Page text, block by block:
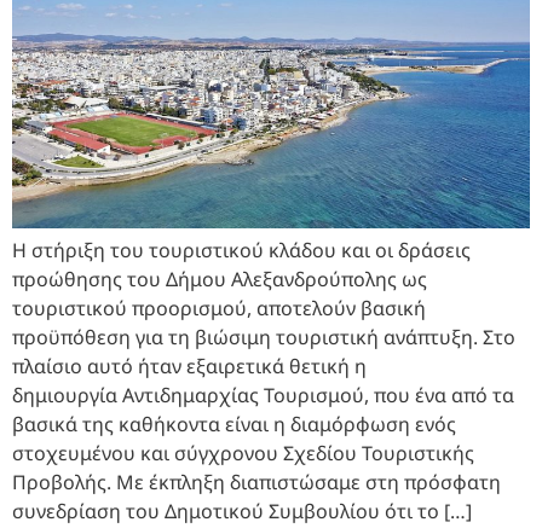
Η στήριξη του τουριστικού κλάδου και οι δράσεις
προώθησης του Δήμου Αλεξανδρούπολης ως
τουριστικού προορισμού, αποτελούν βασική
προϋπόθεση για τη βιώσιμη τουριστική ανάπτυξη. Στο
πλαίσιο αυτό ήταν εξαιρετικά θετική η
δημιουργία Αντιδημαρχίας Τουρισμού, που ένα από τα
βασικά της καθήκοντα είναι η διαμόρφωση ενός
στοχευμένου και σύγχρονου Σχεδίου Τουριστικής
Προβολής. Με έκπληξη διαπιστώσαμε στη πρόσφατη
συνεδρίαση του Δημοτικού Συμβουλίου ότι το […]